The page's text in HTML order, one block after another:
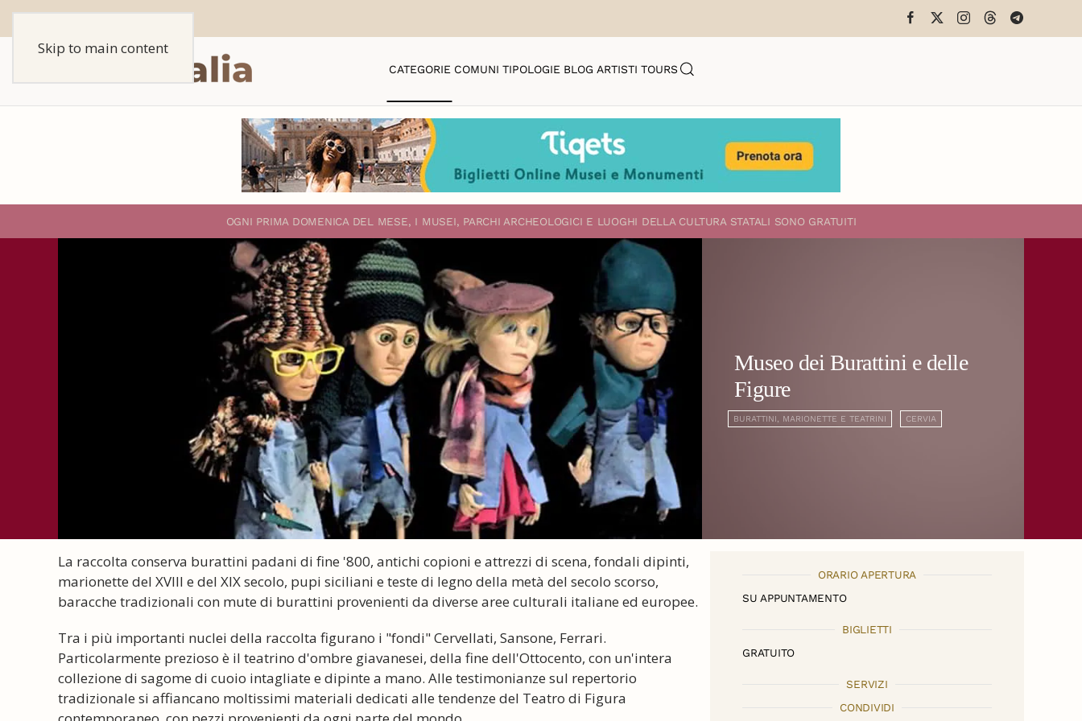
Skip to main content
CATEGORIE COMUNI TIPOLOGIE BLOG ARTISTI TOURS
OGNI PRIMA DOMENICA DEL MESE, I MUSEI, PARCHI ARCHEOLOGICI E LUOGHI DELLA CULTURA STATALI SONO GRATUITI
Museo dei Burattini e delle
Figure
BURATTINI, MARIONETTE E TEATRINI CERVIA
La raccolta conserva burattini padani di fine '800, antichi copioni e attrezzi di scena, fondali dipinti,
marionette del XVIII e del XIX secolo, pupi siciliani e teste di legno della metà del secolo scorso,
baracche tradizionali con mute di burattini provenienti da diverse aree culturali italiane ed europee.
Tra i più importanti nuclei della raccolta figurano i "fondi" Cervellati, Sansone, Ferrari.
Particolarmente prezioso è il teatrino d'ombre giavanesei, della fine dell'Ottocento, con un'intera
collezione di sagome di cuoio intagliate e dipinte a mano. Alle testimonianze sul repertorio
tradizionale si affiancano moltissimi materiali dedicati alle tendenze del Teatro di Figura
ORARIO APERTURA
SU APPUNTAMENTO
BIGLIETTI
GRATUITO
SERVIZI
CONDIVIDI